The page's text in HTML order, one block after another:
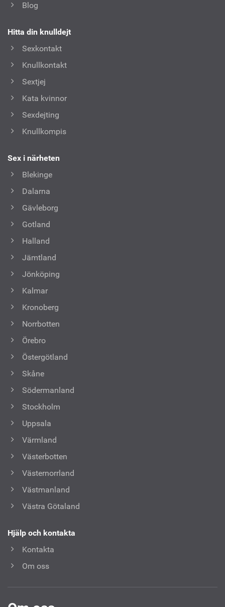
Blog
Hitta din knulldejt
Sexkontakt
Knullkontakt
Sextjej
Kata kvinnor
Sexdejting
Knullkompis
Sex i närheten
Blekinge
Dalarna
Gävleborg
Gotland
Halland
Jämtland
Jönköping
Kalmar
Kronoberg
Norrbotten
Örebro
Östergötland
Skåne
Södermanland
Stockholm
Uppsala
Värmland
Västerbotten
Västernorrland
Västmanland
Västra Götaland
Hjälp och kontakta
Kontakta
Om oss